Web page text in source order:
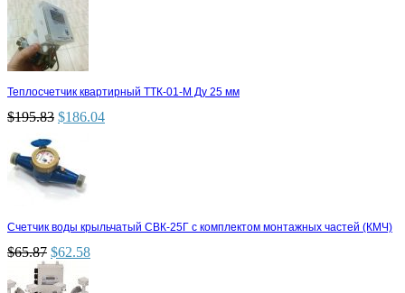
Теплосчетчик квартирный ТТК-01-М Ду 25 мм
$195.83 $186.04
Счетчик воды крыльчатый СВК-25Г с комплектом монтажных частей (КМЧ)
$65.87 $62.58